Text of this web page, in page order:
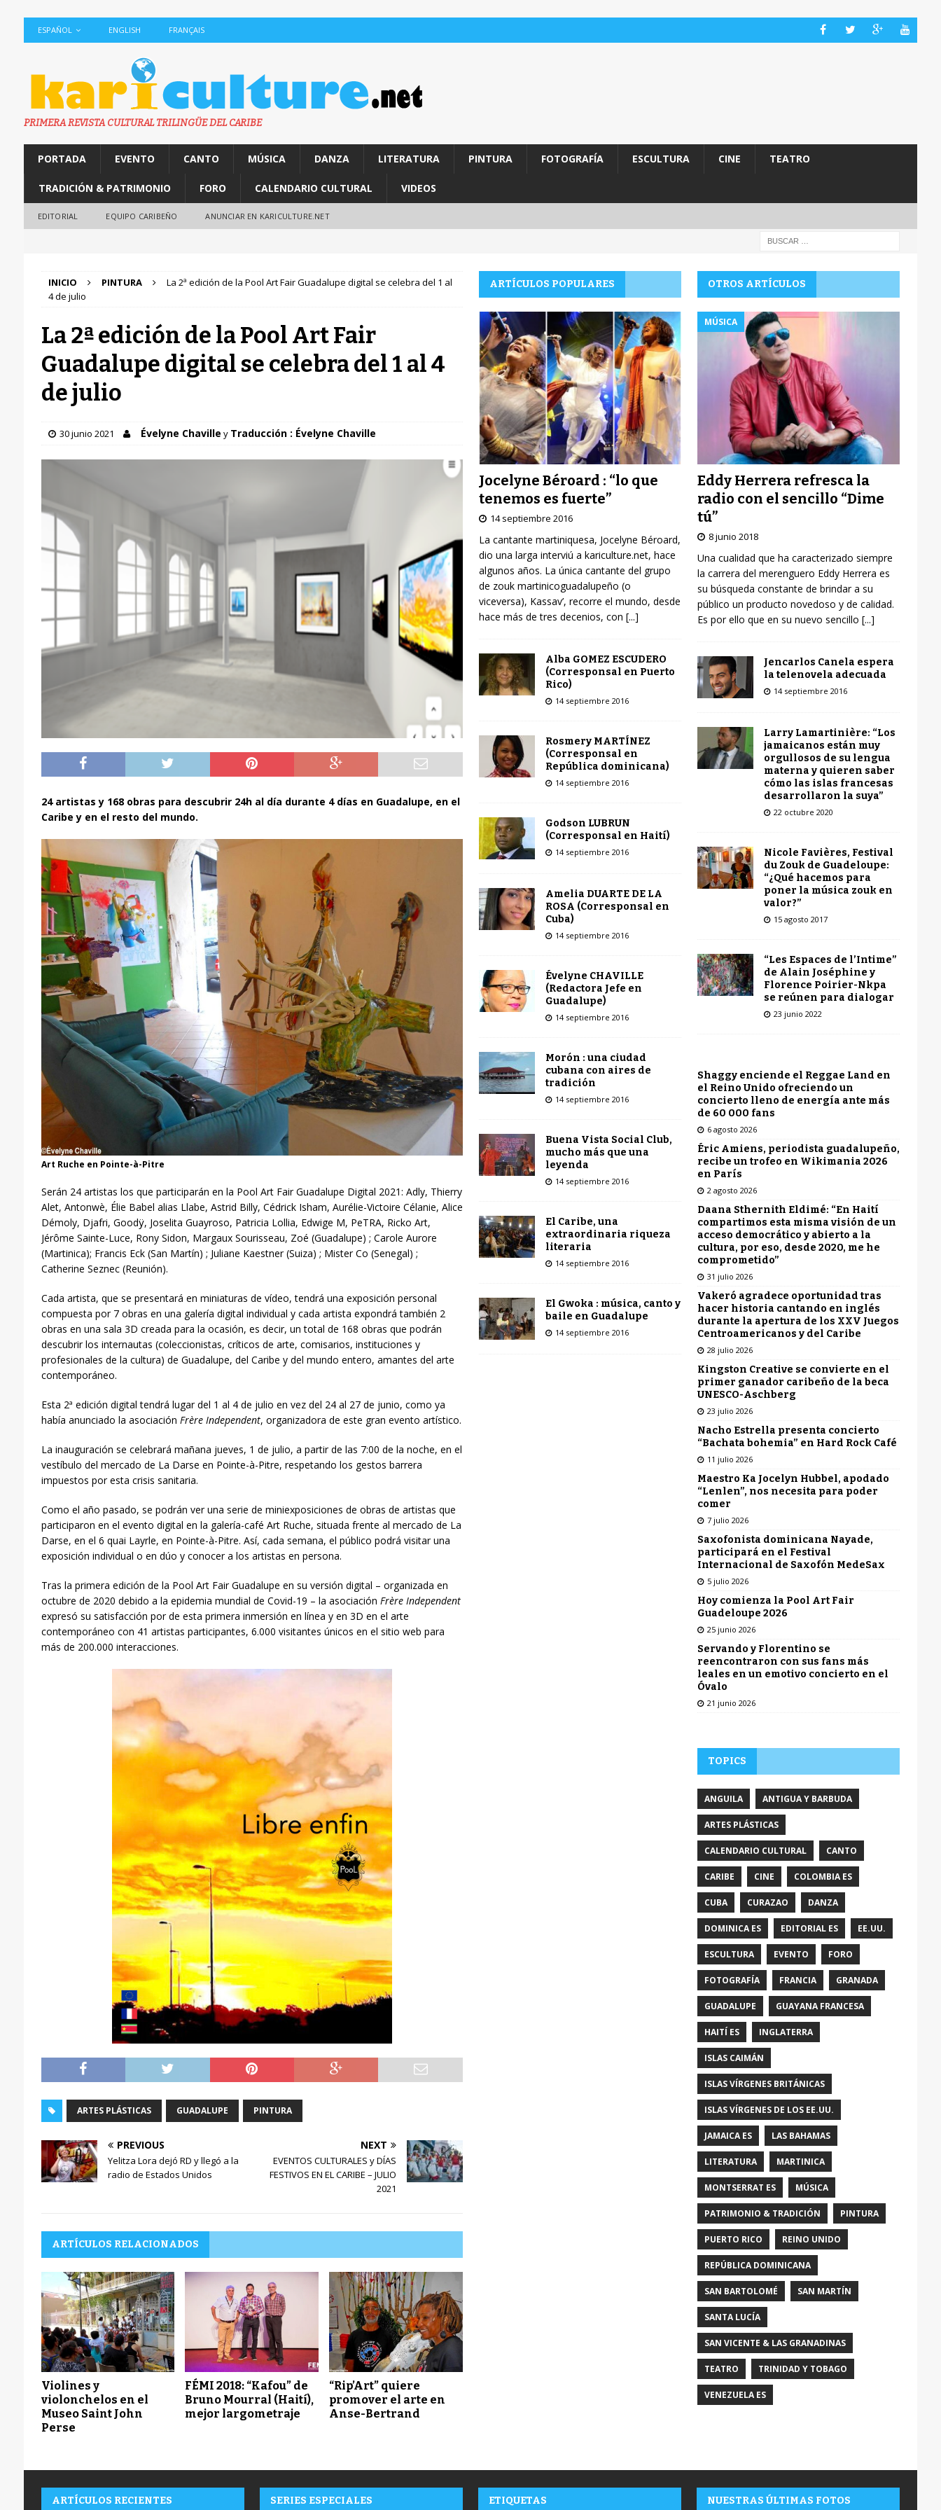
ESPAÑOL ENGLISH FRANÇAIS
PRIMERA REVISTA CULTURAL TRILINGÜE DEL CARIBE
PORTADA EVENTO CANTO MÚSICA DANZA LITERATURA PINTURA FOTOGRAFÍA ESCULTURA CINE TEATRO
TRADICIÓN & PATRIMONIO FORO CALENDARIO CULTURAL VIDEOS
EDITORIAL EQUIPO CARIBEÑO ANUNCIAR EN KARICULTURE.NET
INICIO PINTURA
La 2ª edición de la Pool Art Fair Guadalupe digital se celebra del 1 al
4 de julio
La 2ª edición de la Pool Art Fair
Guadalupe digital se celebra del 1 al 4
de julio
30 junio 2021 Évelyne Chaville y Traducción : Évelyne Chaville
24 artistas y 168 obras para descubrir 24h al día durante 4 días en Guadalupe, en el
Caribe y en el resto del mundo.
Art Ruche en Pointe-à-Pitre
Serán 24 artistas los que participarán en la Pool Art Fair Guadalupe Digital 2021: Adly, Thierry
Alet, Antonwè, Élie Babel alias Llabe, Astrid Billy, Cédrick Isham, Aurélie-Victoire Célanie, Alice
Démoly, Djafri, Goodÿ, Joselita Guayroso, Patricia Lollia, Edwige M, PeTRA, Ricko Art,
Jérôme Sainte-Luce, Rony Sidon, Margaux Sourisseau, Zoé (Guadalupe) ; Carole Aurore
(Martinica); Francis Eck (San Martín) ; Juliane Kaestner (Suiza) ; Mister Co (Senegal) ;
Catherine Seznec (Reunión).
Cada artista, que se presentará en miniaturas de vídeo, tendrá una exposición personal
compuesta por 7 obras en una galería digital individual y cada artista expondrá también 2
obras en una sala 3D creada para la ocasión, es decir, un total de 168 obras que podrán
descubrir los internautas (coleccionistas, críticos de arte, comisarios, instituciones y
profesionales de la cultura) de Guadalupe, del Caribe y del mundo entero, amantes del arte
contemporáneo.
Esta 2ª edición digital tendrá lugar del 1 al 4 de julio en vez del 24 al 27 de junio, como ya
había anunciado la asociación Frère Independent, organizadora de este gran evento artístico.
La inauguración se celebrará mañana jueves, 1 de julio, a partir de las 7:00 de la noche, en el
vestíbulo del mercado de La Darse en Pointe-à-Pitre, respetando los gestos barrera
impuestos por esta crisis sanitaria.
Como el año pasado, se podrán ver una serie de miniexposiciones de obras de artistas que
participaron en el evento digital en la galería-café Art Ruche, situada frente al mercado de La
Darse, en el 6 quai Layrle, en Pointe-à-Pitre. Así, cada semana, el público podrá visitar una
exposición individual o en dúo y conocer a los artistas en persona.
Tras la primera edición de la Pool Art Fair Guadalupe en su versión digital – organizada en
octubre de 2020 debido a la epidemia mundial de Covid-19 – la asociación Frère Independent
expresó su satisfacción porde esta primera inmersión en línea y en 3D en el arte
contemporáneo con 41 artistas participantes, 6.000 visitantes únicos en el sitio web para
más de 200.000 interacciones.
ARTES PLÁSTICAS GUADALUPE PINTURA
PREVIOUS
Yelitza Lora dejó RD y llegó a la
radio de Estados Unidos
NEXT
EVENTOS CULTURALES y DÍAS
FESTIVOS EN EL CARIBE – JULIO
2021
ARTÍCULOS RELACIONADOS
Violines y
violonchelos en el
Museo Saint John
Perse
FÉMI 2018: “Kafou” de
Bruno Mourral (Haití),
mejor largometraje
“Rip’Art” quiere
promover el arte en
Anse-Bertrand
ARTÍCULOS POPULARES
Jocelyne Béroard : “lo que
tenemos es fuerte”
14 septiembre 2016
La cantante martiniquesa, Jocelyne Béroard,
dio una larga interviú a kariculture.net, hace
algunos años. La única cantante del grupo
de zouk martinicoguadalupeño (o
viceversa), Kassav’, recorre el mundo, desde
hace más de tres decenios, con [...]
Alba GOMEZ ESCUDERO
(Corresponsal en Puerto
Rico)
14 septiembre 2016
Rosmery MARTÍNEZ
(Corresponsal en
República dominicana)
14 septiembre 2016
Godson LUBRUN
(Corresponsal en Haití)
14 septiembre 2016
Amelia DUARTE DE LA
ROSA (Corresponsal en
Cuba)
14 septiembre 2016
Évelyne CHAVILLE
(Redactora Jefe en
Guadalupe)
14 septiembre 2016
Morón : una ciudad
cubana con aires de
tradición
14 septiembre 2016
Buena Vista Social Club,
mucho más que una
leyenda
14 septiembre 2016
El Caribe, una
extraordinaria riqueza
literaria
14 septiembre 2016
El Gwoka : música, canto y
baile en Guadalupe
14 septiembre 2016
OTROS ARTÍCULOS
MÚSICA
Eddy Herrera refresca la
radio con el sencillo “Dime
tú”
8 junio 2018
Una cualidad que ha caracterizado siempre
la carrera del merenguero Eddy Herrera es
su búsqueda constante de brindar a su
público un producto novedoso y de calidad.
Es por ello que en su nuevo sencillo [...]
Jencarlos Canela espera
la telenovela adecuada
14 septiembre 2016
Larry Lamartinière: “Los
jamaicanos están muy
orgullosos de su lengua
materna y quieren saber
cómo las islas francesas
desarrollaron la suya”
22 octubre 2020
Nicole Favières, Festival
du Zouk de Guadeloupe:
“¿Qué hacemos para
poner la música zouk en
valor?”
15 agosto 2017
“Les Espaces de l’Intime”
de Alain Joséphine y
Florence Poirier-Nkpa
se reúnen para dialogar
23 junio 2022
Shaggy enciende el Reggae Land en
el Reino Unido ofreciendo un
concierto lleno de energía ante más
de 60 000 fans
6 agosto 2026
Éric Amiens, periodista guadalupeño,
recibe un trofeo en Wikimania 2026
en París
2 agosto 2026
Daana Sthernith Eldimé: “En Haití
compartimos esta misma visión de un
acceso democrático y abierto a la
cultura, por eso, desde 2020, me he
comprometido”
31 julio 2026
Vakeró agradece oportunidad tras
hacer historia cantando en inglés
durante la apertura de los XXV Juegos
Centroamericanos y del Caribe
28 julio 2026
Kingston Creative se convierte en el
primer ganador caribeño de la beca
UNESCO-Aschberg
23 julio 2026
Nacho Estrella presenta concierto
“Bachata bohemia” en Hard Rock Café
11 julio 2026
Maestro Ka Jocelyn Hubbel, apodado
“Lenlen”, nos necesita para poder
comer
7 julio 2026
Saxofonista dominicana Nayade,
participará en el Festival
Internacional de Saxofón MedeSax
5 julio 2026
Hoy comienza la Pool Art Fair
Guadeloupe 2026
25 junio 2026
Servando y Florentino se
reencontraron con sus fans más
leales en un emotivo concierto en el
Óvalo
21 junio 2026
TOPICS
ANGUILA ANTIGUA Y BARBUDA
ARTES PLÁSTICAS
CALENDARIO CULTURAL CANTO
CARIBE CINE COLOMBIA ES
CUBA CURAZAO DANZA
DOMINICA ES EDITORIAL ES EE.UU.
ESCULTURA EVENTO FORO
FOTOGRAFÍA FRANCIA GRANADA
GUADALUPE GUAYANA FRANCESA
HAITÍ ES INGLATERRA
ISLAS CAIMÁN
ISLAS VÍRGENES BRITÁNICAS
ISLAS VÍRGENES DE LOS EE.UU.
JAMAICA ES LAS BAHAMAS
LITERATURA MARTINICA
MONTSERRAT ES MÚSICA
PATRIMONIO & TRADICIÓN PINTURA
PUERTO RICO REINO UNIDO
REPÚBLICA DOMINICANA
SAN BARTOLOMÉ SAN MARTÍN
SANTA LUCÍA
SAN VICENTE & LAS GRANADINAS
TEATRO TRINIDAD Y TOBAGO
VENEZUELA ES
ARTÍCULOS RECIENTES SERIES ESPECIALES ETIQUETAS NUESTRAS ÚLTIMAS FOTOS